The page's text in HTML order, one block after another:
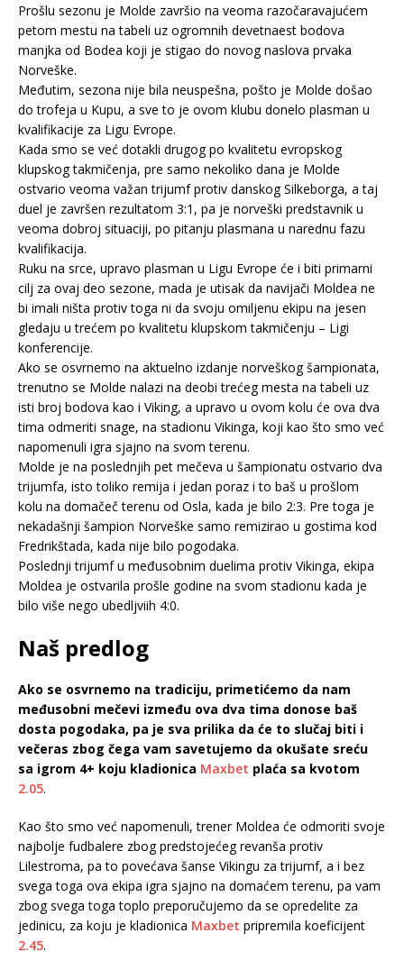
Prošlu sezonu je Molde završio na veoma razočaravajućem
petom mestu na tabeli uz ogromnih devetnaest bodova
manjka od Bodea koji je stigao do novog naslova prvaka
Norveške.
Međutim, sezona nije bila neuspešna, pošto je Molde došao
do trofeja u Kupu, a sve to je ovom klubu donelo plasman u
kvalifikacije za Ligu Evrope.
Kada smo se već dotakli drugog po kvalitetu evropskog
klupskog takmičenja, pre samo nekoliko dana je Molde
ostvario veoma važan trijumf protiv danskog Silkeborga, a taj
duel je završen rezultatom 3:1, pa je norveški predstavnik u
veoma dobroj situaciji, po pitanju plasmana u narednu fazu
kvalifikacija.
Ruku na srce, upravo plasman u Ligu Evrope će i biti primarni
cilj za ovaj deo sezone, mada je utisak da navijači Moldea ne
bi imali ništa protiv toga ni da svoju omiljenu ekipu na jesen
gledaju u trećem po kvalitetu klupskom takmičenju – Ligi
konferencije.
Ako se osvrnemo na aktuelno izdanje norveškog šampionata,
trenutno se Molde nalazi na deobi trećeg mesta na tabeli uz
isti broj bodova kao i Viking, a upravo u ovom kolu će ova dva
tima odmeriti snage, na stadionu Vikinga, koji kao što smo već
napomenuli igra sjajno na svom terenu.
Molde je na poslednjih pet mečeva u šampionatu ostvario dva
trijumfa, isto toliko remija i jedan poraz i to baš u prošlom
kolu na domačeč terenu od Osla, kada je bilo 2:3. Pre toga je
nekadašnji šampion Norveške samo remizirao u gostima kod
Fredrikštada, kada nije bilo pogodaka.
Poslednji trijumf u međusobnim duelima protiv Vikinga, ekipa
Moldea je ostvarila prošle godine na svom stadionu kada je
bilo više nego ubedljviih 4:0.
Naš predlog
Ako se osvrnemo na tradiciju, primetićemo da nam
međusobni mečevi između ova dva tima donose baš
dosta pogodaka, pa je sva prilika da će to slučaj biti i
večeras zbog čega vam savetujemo da okušate sreću
sa igrom 4+ koju kladionica Maxbet plaća sa kvotom
2.05.
Kao što smo već napomenuli, trener Moldea će odmoriti svoje
najbolje fudbalere zbog predstojećeg revanša protiv
Lilestroma, pa to povećava šanse Vikingu za trijumf, a i bez
svega toga ova ekipa igra sjajno na domaćem terenu, pa vam
zbog svega toga toplo preporučujemo da se opredelite za
jedinicu, za koju je kladionica Maxbet pripremila koeficijent
2.45.